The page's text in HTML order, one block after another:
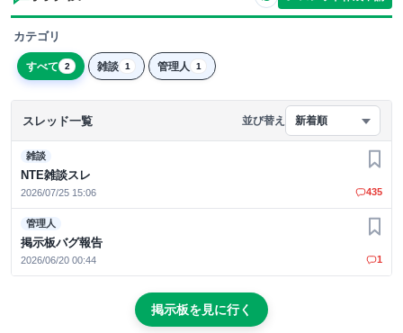
カテゴリ
すべて 2 雑談 1 管理人 1
スレッド一覧 並び替え 新着順
雑談
NTE雑談スレ
2026/07/25 15:06
お気
435
管理人
掲示板バグ報告
2026/06/20 00:44
お気
1
掲示板を見に行く